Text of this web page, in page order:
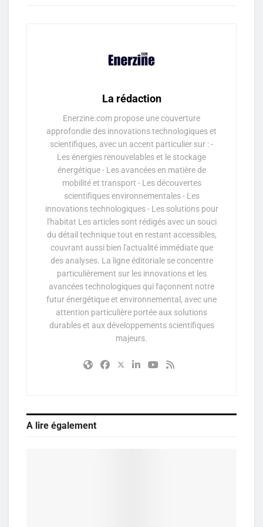
La rédaction
Enerzine.com propose une couverture
approfondie des innovations technologiques et
scientifiques, avec un accent particulier sur : -
Les énergies renouvelables et le stockage
énergétique - Les avancées en matière de
mobilité et transport - Les découvertes
scientifiques environnementales - Les
innovations technologiques - Les solutions pour
l'habitat Les articles sont rédigés avec un souci
du détail technique tout en restant accessibles,
couvrant aussi bien l'actualité immédiate que
des analyses. La ligne éditoriale se concentre
particulièrement sur les innovations et les
avancées technologiques qui façonnent notre
futur énergétique et environnemental, avec une
attention particulière portée aux solutions
durables et aux développements scientifiques
majeurs.
A lire également